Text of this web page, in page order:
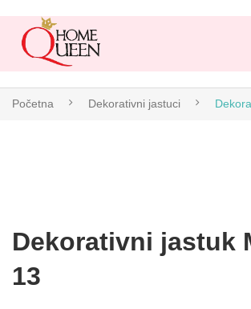
Početna Dekorativni jastuci
Dekorativni jastuk
13